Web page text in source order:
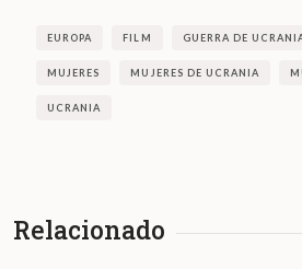
EUROPA FILM GUERRA DE
MUJERES MUJERES DE UCRANIA
UCRANIA
Relacionado